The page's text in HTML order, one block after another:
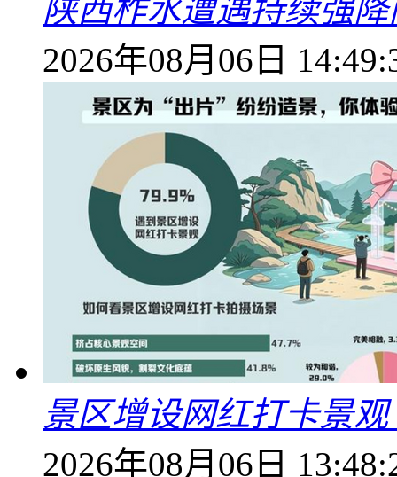
陕西柞水遭遇持续强
2026年08月06日
景区增设网红打卡景
2026年08月06日